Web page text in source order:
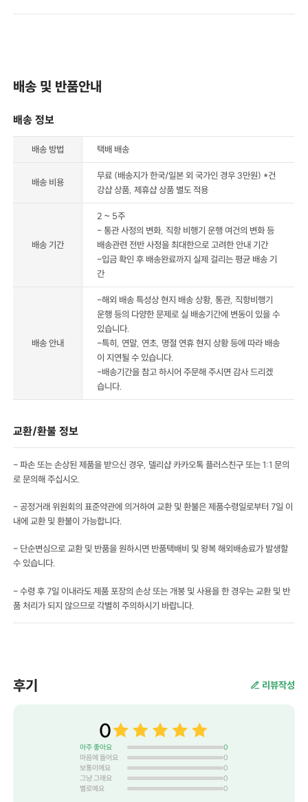
배송 및 반품안내
배송 정보
배송 방법 택배 배송
배송 비용
무료 (배송지가 한국/일본 외 국가인 경우 3만원) *건
강샵 상품, 제휴샵 상품 별도 적용
배송 기간
2 ~ 5주
- 통관 사정의 변화, 직항 비행기 운행 여건의 변화 등
배송관련 전반 사정을 최대한으로 고려한 안내 기간
-입금 확인 후 배송완료까지 실제 걸리는 평균 배송 기
간
배송 안내
-해외 배송 특성상 현지 배송 상황, 통관, 직항비행기
운행 등의 다양한 문제로 실 배송기간에 변동이 있을 수
있습니다.
-특히, 연말, 연초, 명절 연휴 현지 상황 등에 따라 배송
이 지연될 수 있습니다.
-배송기간을 참고 하시어 주문해 주시면 감사 드리겠
습니다.
교환/환불 정보
- 파손 또는 손상된 제품을 받으신 경우, 델리샵 카카오톡 플러스친구 또는 1:1 문의
로 문의해 주십시오.
- 공정거래 위원회의 표준약관에 의거하여 교환 및 환불은 제품수령일로부터 7일 이
내에 교환 및 환불이 가능합니다.
- 단순변심으로 교환 및 반품을 원하시면 반품택배비 및 왕복 해외배송료가 발생할
수 있습니다.
- 수령 후 7일 이내라도 제품 포장의 손상 또는 개봉 및 사용을 한 경우는 교환 및 반
품 처리가 되지 않으므로 각별히 주의하시기 바랍니다.
후기 리뷰작성
0
아주 좋아요
0
마음에 들어요
0
보통이에요
0
그냥 그래요
0
별로예요
0